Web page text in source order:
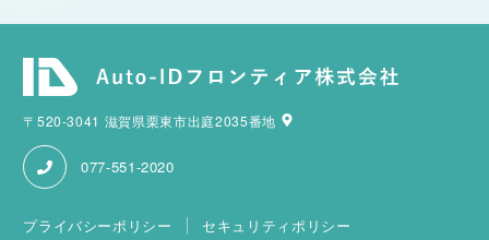
〒520-3041 滋賀県栗東市出庭2035番地
077-551-2020
プライバシーポリシー セキュリティポリシー